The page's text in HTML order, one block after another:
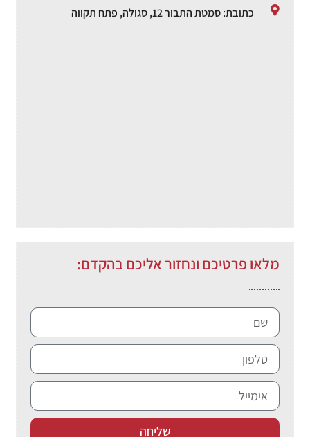
כתובת: סמטת התבור 12, סגולה, פתח תקווה
מלאו פרטיכם ונחזור אליכם בהקדם:
שליחה